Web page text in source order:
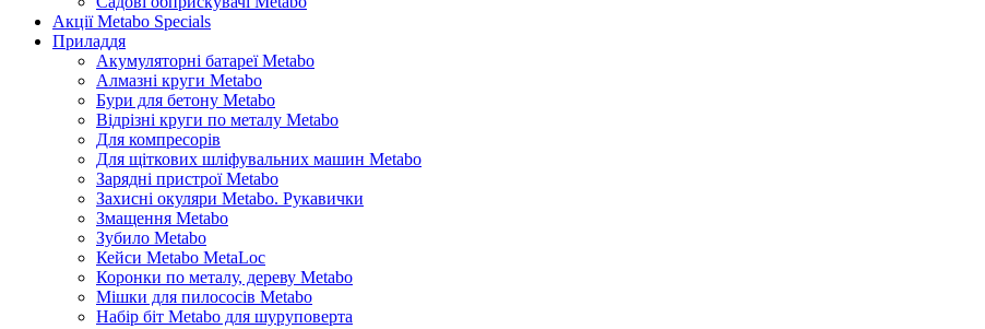
Акції Metabo Specials
Приладдя
Акумуляторні батареї Metabo
Алмазні круги Metabo
Бури для бетону Metabo
Відрізні круги по металу Metabo
Для компресорів
Для щіткових шліфувальних машин Metabo
Зарядні пристрої Metabo
Захисні окуляри Metabo. Рукавички
Змащення Metabo
Зубило Metabo
Кейси Metabo MetaLoc
Коронки по металу, дереву Metabo
Мішки для пилососів Metabo
Набір біт Metabo для шуруповерта